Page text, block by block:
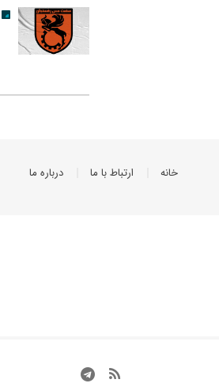
خانه ارتباط با ما درباره ما